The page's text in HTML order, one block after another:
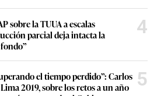
sobre la TUUA a escalas
parcial deja intacta la
4
el tiempo perdido”: Carlos
2019, sobre los retos a un año
5